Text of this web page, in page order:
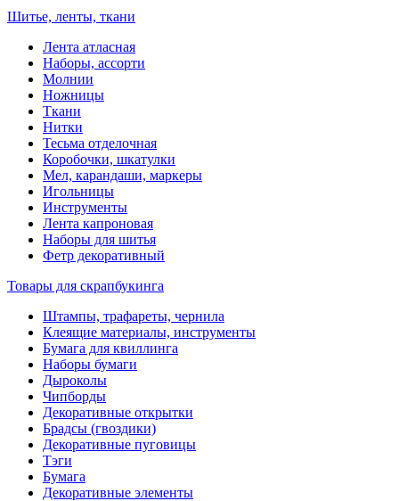
Шитье, ленты, ткани
Лента атласная
Наборы, ассорти
Молнии
Ножницы
Ткани
Нитки
Тесьма отделочная
Коробочки, шкатулки
Мел, карандаши, маркеры
Игольницы
Инструменты
Лента капроновая
Наборы для шитья
Фетр декоративный
Товары для скрапбукинга
Штампы, трафареты, чернила
Клеящие материалы, инструменты
Бумага для квиллинга
Наборы бумаги
Дыроколы
Чипборды
Декоративные открытки
Брадсы (гвоздики)
Декоративные пуговицы
Тэги
Бумага
Декоративные элементы